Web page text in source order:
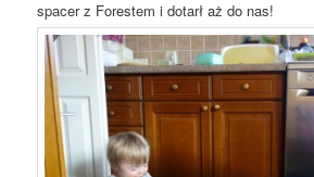
spacer z Forestem i dotarł aż do nas!